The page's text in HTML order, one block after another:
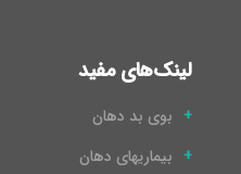
لینک‌های مفید
بوی بد دهان
بیماریهای دهان